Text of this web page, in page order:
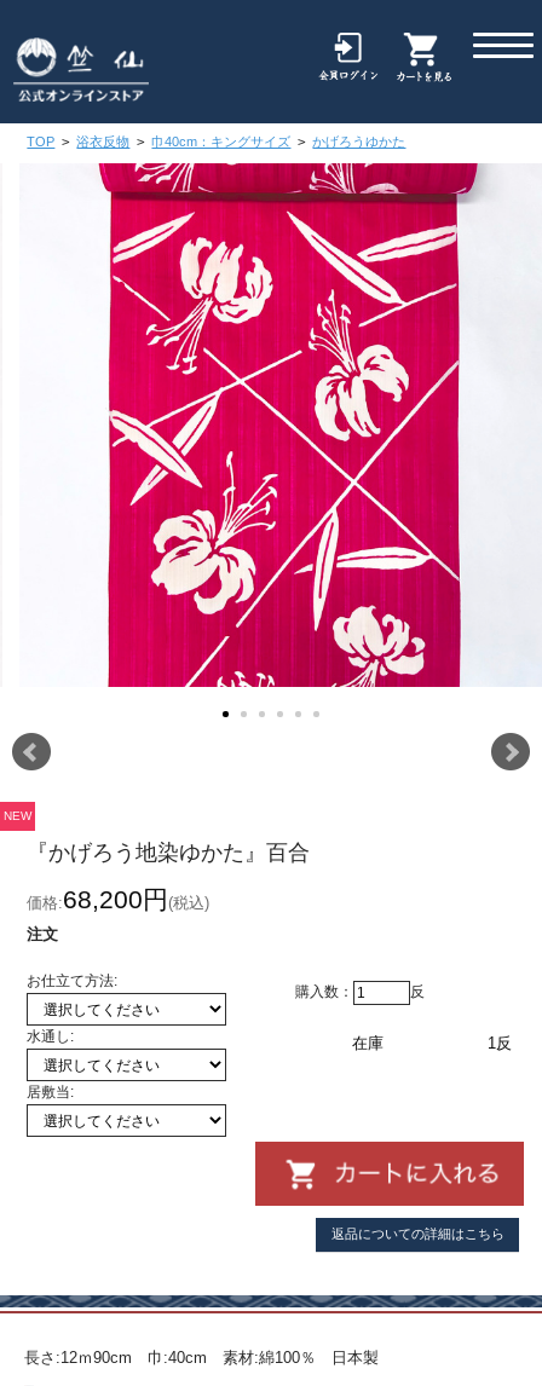
TOP > 浴衣反物 > 巾40cm：キングサイズ > かげろうゆかた
NEW
『かげろう地染ゆかた』百合
価格:68,200円(税込)
注文
お仕立て方法:
水通し:
居敷当:
購入数： 反
在庫 1反
返品についての詳細はこちら
長さ:12ｍ90cm 巾:40cm 素材:綿100％ 日本製